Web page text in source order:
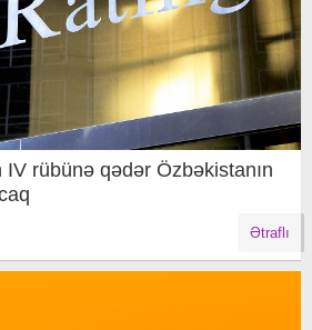
rübünə qədər Özbəkistanın
Ətraflı